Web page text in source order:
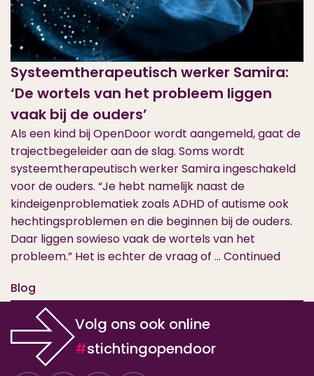
Systeemtherapeutisch werker Samira:
‘De wortels van het probleem liggen
vaak bij de ouders’
Blog
Als een kind bij OpenDoor wordt aangemeld, gaat de
trajectbegeleider aan de slag. Soms wordt
systeemtherapeutisch werker Samira ingeschakeld
voor de ouders. “Je hebt namelijk naast de
kindeigenproblematiek zoals ADHD of autisme ook
hechtingsproblemen en die beginnen bij de ouders.
Daar liggen sowieso vaak de wortels van het
probleem.” Het is echter de vraag of … Continued
Volg ons ook online
#stichtingopendoor